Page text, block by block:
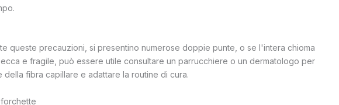
queste precauzioni, si presentino numerose doppie punte, o se l'intera chioma
e fragile, può essere utile consultare un parrucchiere o un dermatologo per
della fibra capillare e adattare la routine di cura.